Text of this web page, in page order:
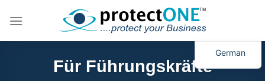
Schlagwort:
Für
Führungskräfte
Inhalt
German
Für Führungskräfte